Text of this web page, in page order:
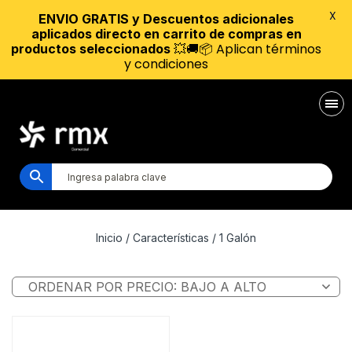
Inicio / Características / 1 Galón
ENVIO GRATIS y Descuentos adicionales
aplicados directo en carrito de compras en
productos seleccionados 💥🚚📦 Aplican términos
y condiciones
X